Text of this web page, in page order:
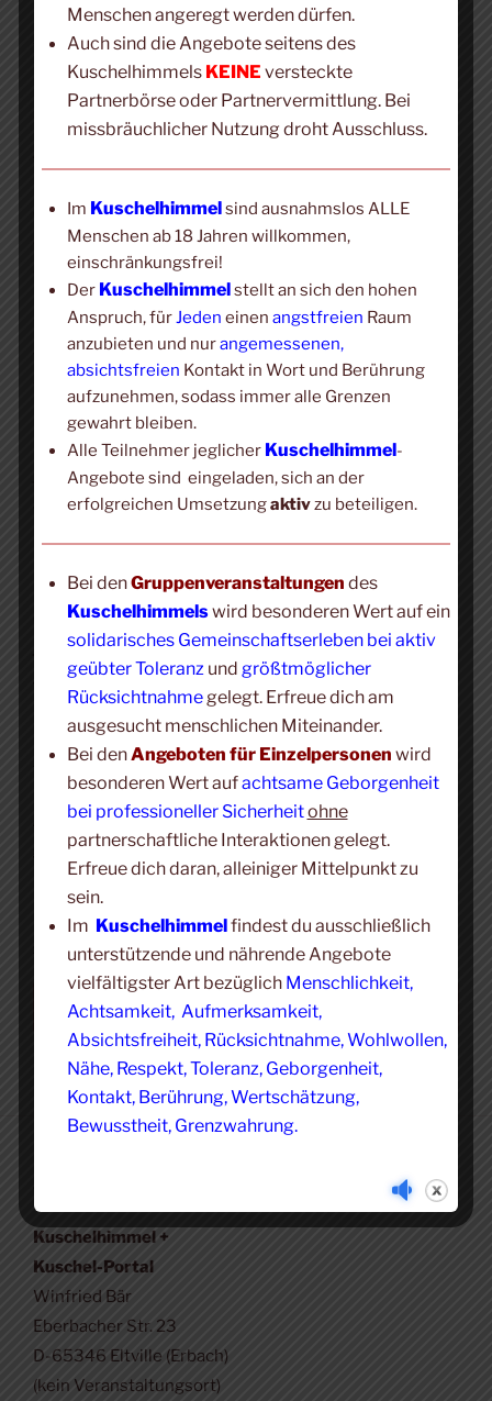
Wir können einfach Hände halten und plaudern;
stehen, sitzen oder liegen; kuscheln oder einfach nur
halten; kraulen, streicheln oder Hand auflegen.
Wir werden die EinzelsitzungKuscheln zu
das Gefühl der absichtslosen achtsamen Zuwendung
entstehen, ähnlich wie zwischen Geschwistern oder
einer Mutter/einem Vater und ihrem/seinem Kind.
Während der EinzelsitzungKuscheln zu Zweitwerden
wir uns immer wieder austauschen, wie es dir geht und
was wir eventuell verändern können, damit
dich
noch besser fühlst. Du hast zu jeder Zeit die Kontrolle
über das, was du empfangen möchtest. Du kannst zu
jeder Zeit frei und unbeeinflusst NEIN oder JA zur
aktuellen Situation sagen.
innerhalb der klaren Regeln genau die und nur die Art
der Berührung, die du möchtest und benötigst, um in
jeder Einzelsitzung bestmöglichen Komfort und wohlig
genährte Zufriedenheit zu erfahren.
Wenn du dich mitteilen möchtest, freue ich mich, dir
zuzuhören. Was ich möchte ist, dir einePlattformzu
bieten, um dichSO WIE DU
BISTangenommen,verstanden,
gehaltenundgeschätzt zu fühlen.
SUCHE
Suchen
nach:
Kuschelhimmel +
Kuschel-Portal
Winfried Bär
Eberbacher Str. 23
D-65346 Eltville (Erbach)
(kein Veranstaltungsort)
Menschen angeregt werden dürfen.
Auch sind die Angebote seitens des
Kuschelhimmels KEINE versteckte
Partnerbörse oder Partnervermittlung. Bei
missbräuchlicher Nutzung droht Ausschluss.
Im Kuschelhimmelsind ausnahmslos ALLE
Menschen ab 18 Jahren willkommen,
einschränkungsfrei!
Der Kuschelhimmelstellt an sich den hohen
Anspruch, fürJeden einen angstfreien Raum
anzubieten und nurangemessenen,
absichtsfreien Kontakt in Wort und Berührung
aufzunehmen, sodass immer alle Grenzen
gewahrt bleiben.
Alle Teilnehmer jeglicher Kuschelhimmel-
Angebote sind eingeladen, sich an der
erfolgreichen Umsetzungaktivzu beteiligen.
Bei denGruppenveranstaltungen des
Kuschelhimmelswird besonderen Wert auf ein
solidarisches Gemeinschaftserleben bei aktiv
geübter Toleranzund größtmöglicher
Rücksichtnahmegelegt. Erfreue dich am
ausgesucht menschlichen Miteinander.
Bei denAngeboten für Einzelpersonen wird
besonderen Wert aufachtsame Geborgenheit
bei professioneller Sicherheitohne
partnerschaftliche Interaktionen gelegt.
Erfreue dich daran, alleiniger Mittelpunkt zu
sein.
Im Kuschelhimmelfindest du ausschließlich
unterstützende und nährende Angebote
vielfältigster Art bezüglich Menschlichkeit,
Achtsamkeit, Aufmerksamkeit,
Absichtsfreiheit, Rücksichtnahme, Wohlwollen,
Nähe, Respekt, Toleranz, Geborgenheit,
Kontakt, Berührung, Wertschätzung,
Bewusstheit, Grenzwahrung.